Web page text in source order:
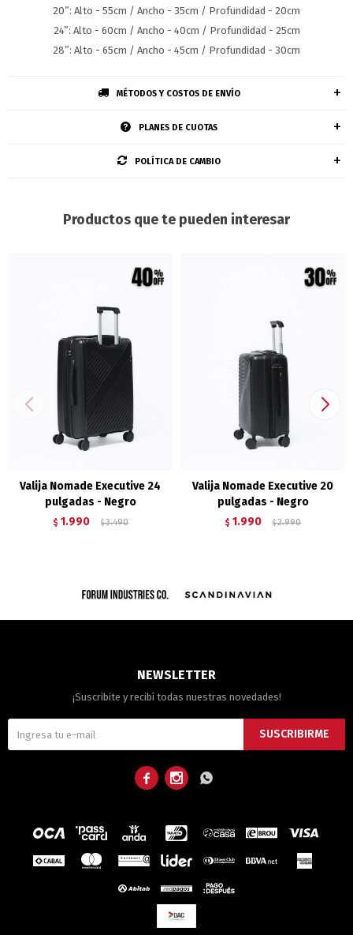
20”: Alto - 55cm / Ancho - 35cm / Profundidad - 20cm
24”: Alto - 60cm / Ancho - 40cm / Profundidad - 25cm
28”: Alto - 65cm / Ancho - 45cm / Profundidad - 30cm
MÉTODOS Y COSTOS DE ENVÍO
PLANES DE CUOTAS
POLÍTICA DE CAMBIO
Productos que te pueden interesar
Valija Nomade Executive 24
pulgadas - Negro
$ 1.990 $ 3.490
Valija Nomade Executive 20
pulgadas - Negro
$ 1.990 $ 2.990
NEWSLETTER
¡Suscribite y recibí todas nuestras novedades!
SUSCRIBIRME
  